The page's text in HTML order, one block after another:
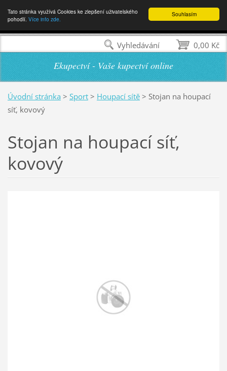
Souhlasím
Tato stránka využívá Cookies ke zlepšení uživatelského
pohodlí. Více info zde.
Ekupectví - Vaše kupectví online
Úvodní stránka > Sport > Houpací sítě > Stojan na houpací
síť, kovový
Stojan na houpací síť,
kovový
0,00 Kč
Vyhledávání